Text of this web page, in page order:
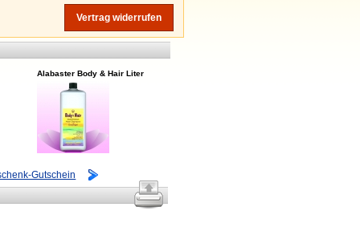
Vertrag widerrufen
Alabaster Body & Hair Liter
Gutschein